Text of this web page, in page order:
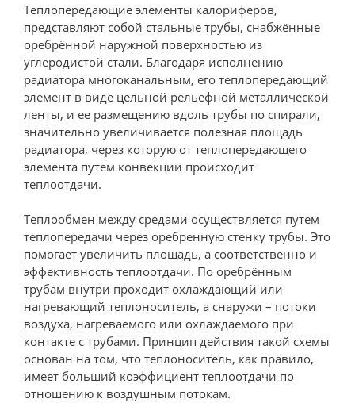
Теплопередающие элементы калориферов,
представляют собой стальные трубы, снабжённые
оребрённой наружной поверхностью из
углеродистой стали. Благодаря исполнению
радиатора многоканальным, его теплопередающий
элемент в виде цельной рельефной металлической
ленты, и ее размещению вдоль трубы по спирали,
значительно увеличивается полезная площадь
радиатора, через которую от теплопередающего
элемента путем конвекции происходит
теплоотдачи.
Теплообмен между средами осуществляется путем
теплопередачи через оребренную стенку трубы. Это
помогает увеличить площадь, а соответственно и
эффективность теплоотдачи. По оребрённым
трубам внутри проходит охлаждающий или
нагревающий теплоноситель, а снаружи – потоки
воздуха, нагреваемого или охлаждаемого при
контакте с трубами. Принцип действия такой схемы
основан на том, что теплоноситель, как правило,
имеет больший коэффициент теплоотдачи по
отношению к воздушным потокам.